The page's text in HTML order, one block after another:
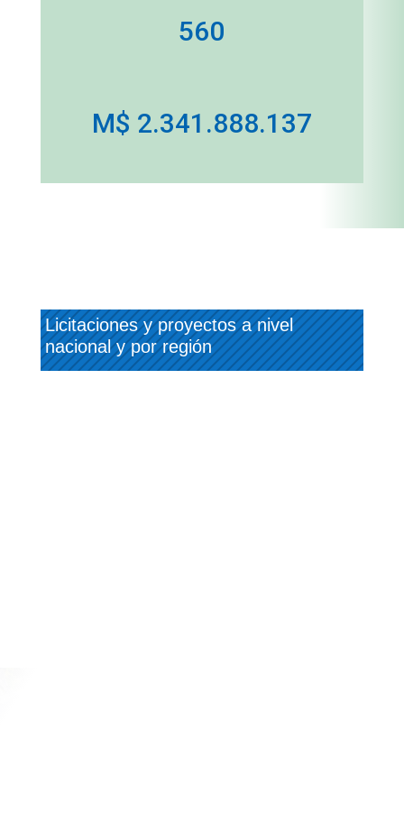
560
M$ 2.341.888.137
Licitaciones y proyectos a nivel
nacional y por región